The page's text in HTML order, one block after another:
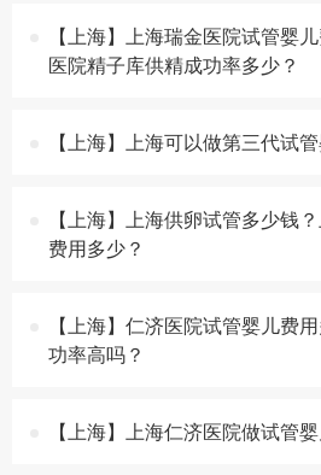
【上海】上海瑞金医院试管婴
医院精子库供精成功率多少？
【上海】上海可以做第三代试
【上海】上海供卵试管多少钱
费用多少？
【上海】仁济医院试管婴儿费
功率高吗？
【上海】上海仁济医院做试管